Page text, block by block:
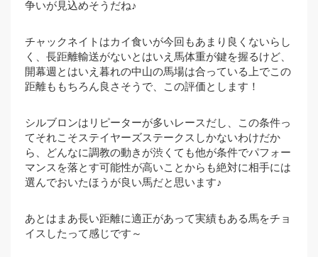
争いが見込めそうだね♪
チャックネイトはカイ食いが今回もあまり良くないらし
く、長距離輸送がないとはいえ馬体重が鍵を握るけど、
開幕週とはいえ暮れの中山の馬場は合っている上でこの
距離ももちろん良さそうで、この評価とします！
シルブロンはリピーターが多いレースだし、この条件っ
てそれこそステイヤーズステークスしかないわけだか
ら、どんなに調教の動きが渋くても他が条件でパフォー
マンスを落とす可能性が高いことからも絶対に相手には
選んでおいたほうが良い馬だと思います♪
あとはまあ長い距離に適正があって実績もある馬をチョ
イスしたって感じです～